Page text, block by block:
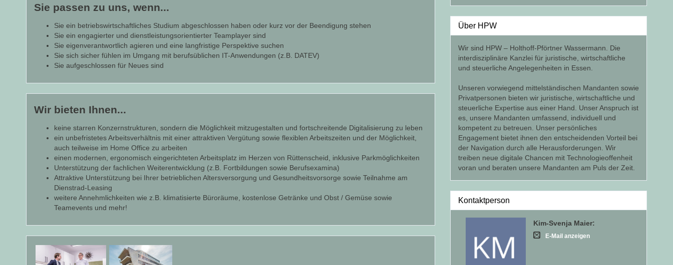
Sie passen zu uns, wenn...
Sie ein betriebswirtschaftliches Studium abgeschlossen haben oder kurz vor der Beendigung stehen
Sie ein engagierter und dienstleistungsorientierter Teamplayer sind
Sie eigenverantwortlich agieren und eine langfristige Perspektive suchen
Sie sich sicher fühlen im Umgang mit berufsüblichen IT-Anwendungen (z.B. DATEV)
Sie aufgeschlossen für Neues sind
Wir bieten Ihnen...
keine starren Konzernstrukturen, sondern die Möglichkeit mitzugestalten und fortschreitende Digitalisierung zu leben
ein unbefristetes Arbeitsverhältnis mit einer attraktiven Vergütung sowie flexiblen Arbeitszeiten und der Möglichkeit,
auch teilweise im Home Office zu arbeiten
einen modernen, ergonomisch eingerichteten Arbeitsplatz im Herzen von Rüttenscheid, inklusive Parkmöglichkeiten
Unterstützung der fachlichen Weiterentwicklung (z.B. Fortbildungen sowie Berufsexamina)
Attraktive Unterstützung bei Ihrer betrieblichen Altersversorgung und Gesundheitsvorsorge sowie Teilnahme am
Dienstrad-Leasing
weitere Annehmlichkeiten wie z.B. klimatisierte Büroräume, kostenlose Getränke und Obst / Gemüse sowie
Teamevents und mehr!
Über HPW
Wir sind HPW – Holthoff-Pförtner Wassermann. Die
interdisziplinäre Kanzlei für juristische, wirtschaftliche
und steuerliche Angelegenheiten in Essen.
Unseren vorwiegend mittelständischen Mandanten sowie
Privatpersonen bieten wir juristische, wirtschaftliche und
steuerliche Expertise aus einer Hand. Unser Anspruch ist
es, unsere Mandanten umfassend, individuell und
kompetent zu betreuen. Unser persönliches
Engagement bietet ihnen den entscheidenden Vorteil bei
der Navigation durch alle Herausforderungen. Wir
treiben neue digitale Chancen mit Technologieoffenheit
voran und beraten unsere Mandanten am Puls der Zeit.
Kontaktperson
Kim-Svenja Maier:
E-Mail anzeigen